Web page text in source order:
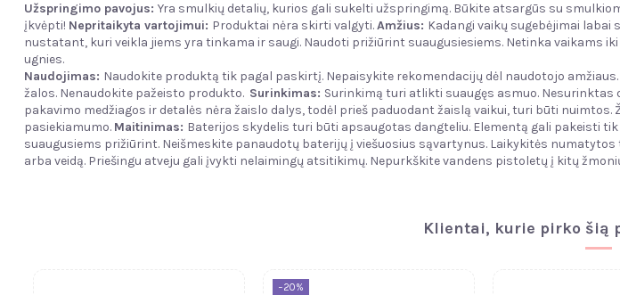
Užspringimo pavojus: Yra smulkių detalių, kurios gali sukelti užspringimą. Būkite atsargūs su
įkvėpti! Nepritaikyta vartojimui: Produktai nėra skirti valgyti.Amžius: Kadangi vaikų sugebėjimai
nustatant, kuri veikla jiems yra tinkama ir saugi. Naudoti prižiūrint suaugusiesiems. Netinka vaikams iki
ugnies.
Naudojimas: Naudokite produktą tik pagal paskirtį. Nepaisykite rekomendacijų dėl naudotojo
žalos. Nenaudokite pažeisto produkto. Surinkimas: Surinkimą turi atlikti suaugęs asmuo. Nesurinktas
pakavimo medžiagos ir detalės nėra žaislo dalys, todėl prieš paduodant žaislą vaikui, turi būti
pasiekiamumo. Maitinimas: Baterijos skydelis turi būti apsaugotas dangteliu. Elementą gali pakeisti
suaugusiems prižiūrint. Neišmeskite panaudotų baterijų į viešuosius sąvartynus. Laikykitės numatytos
arba veidą. Priešingu atveju gali įvykti nelaimingų atsitikimų. Nepurkškite vandens pistoletų į kitų
Klientai, kurie pirko šią
−20%